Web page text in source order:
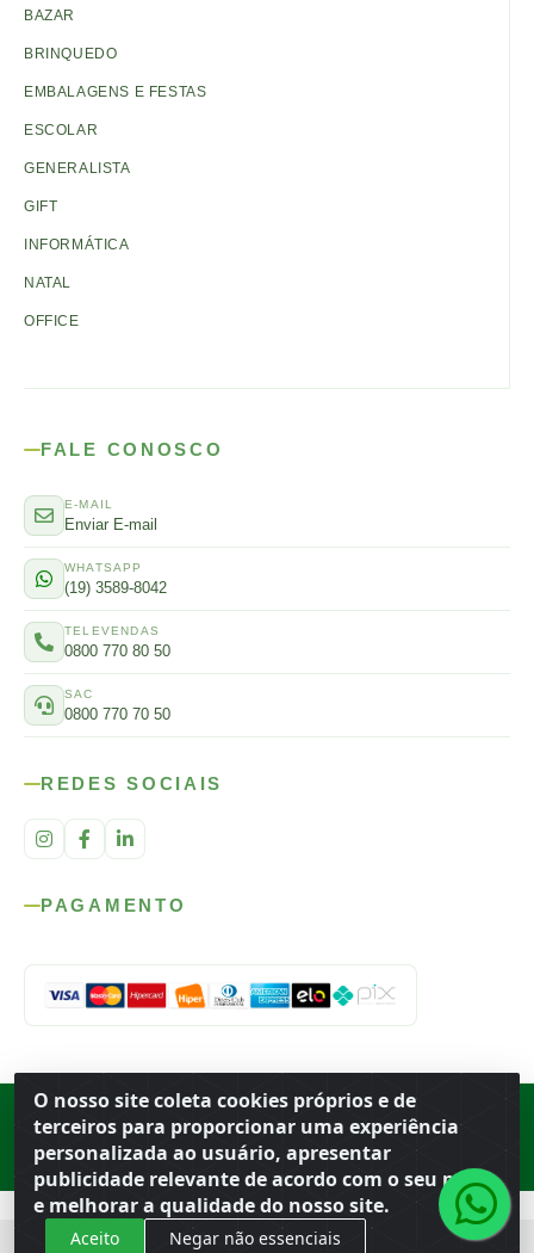
O nosso site coleta cookies próprios e de
terceiros para proporcionar uma experiência
personalizada ao usuário, apresentar
publicidade relevante de acordo com o seu perfil
e melhorar a qualidade do nosso site.
Aceito Negar não essenciais
BAZAR
BRINQUEDO
EMBALAGENS E FESTAS
ESCOLAR
GENERALISTA
GIFT
INFORMÁTICA
NATAL
OFFICE
FALE CONOSCO
E-MAIL
Enviar E-mail
WHATSAPP
(19) 3589-8042
TELEVENDAS
0800 770 80 50
SAC
0800 770 70 50
REDES SOCIAIS
PAGAMENTO
Rod. SP-215, s/n, km 98 — Área Rural Porto Ferreira ·BR
· CEP
· CNPJ 56.679.863/0001-91
© 2026 Atacado Ideal